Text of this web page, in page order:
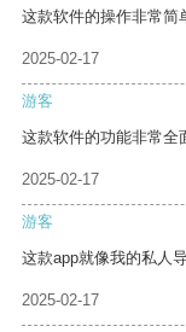
这款软件的操作非常简
2025-02-17
游客
这款软件的功能非常全
2025-02-17
游客
这款app就像我的私人
2025-02-17